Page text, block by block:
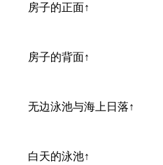
房子的正面↑
房子的背面↑
无边泳池与海上日落↑
白天的泳池↑